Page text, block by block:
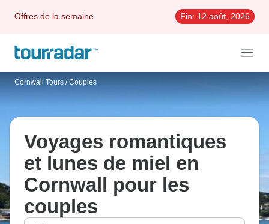
Offres de la semaine Fin: 12 août, 2026
Cornwall Tours / Couples
Voyages romantiques
et lunes de miel en
Cornwall pour les
couples